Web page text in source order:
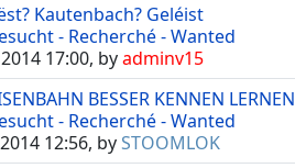
Kautenbach? Geléist
- Recherché - Wanted
17:00, byadminv15
BESSER KENNEN LERNEN
- Recherché - Wanted
12:56, bySTOOMLOK